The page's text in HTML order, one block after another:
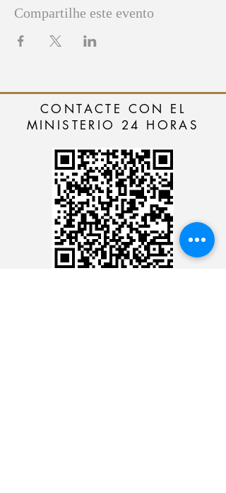
Compartilhe este evento
CONTACTE CON EL
MINISTERIO 24 HORAS